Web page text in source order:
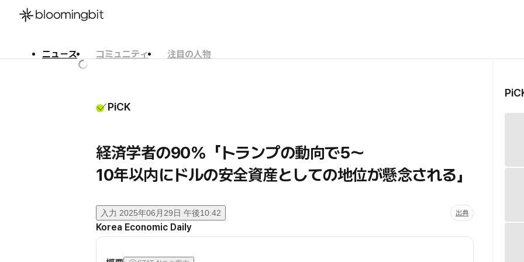
ニュース コミュニティ
注目の人物
PiCK
経済学者の90％「トランプの動向で5～
10年以内にドルの安全資産としての地位が懸念される」
入力 2025年06月29日 午後10:42 出典
Korea Economic Daily